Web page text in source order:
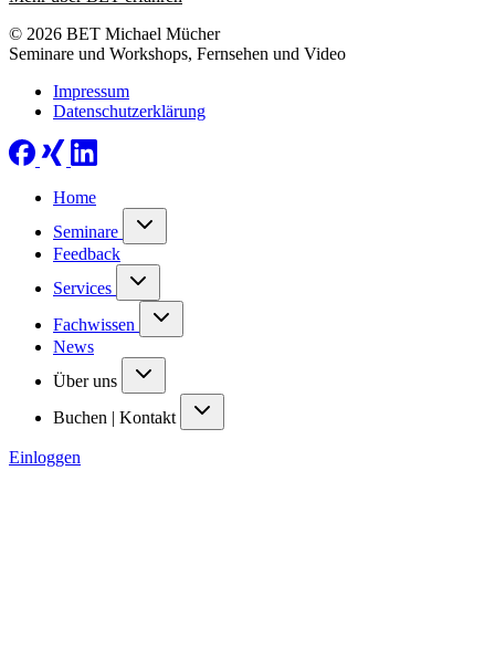
© 2026 BET Michael Mücher
Seminare und Workshops, Fernsehen und Video
Impressum
Datenschutzerklärung
Home
Seminare
Feedback
Services
Fachwissen
News
Über uns
Buchen | Kontakt
Einloggen